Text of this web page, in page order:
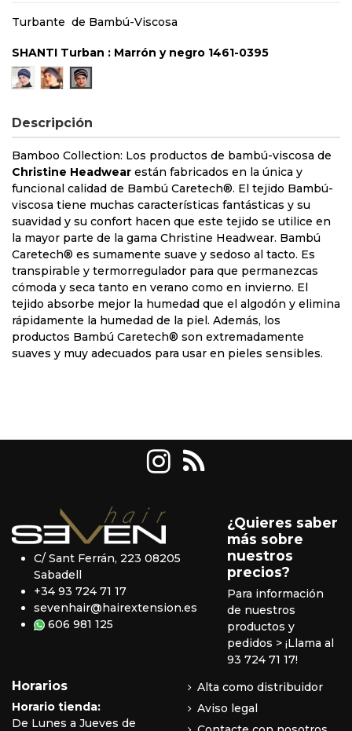
Turbante de Bambú-Viscosa
SHANTI Turban : Marrón y negro 1461-0395
Mezcla de azules 1461-0653
Azul y negro 1461-0394
Marrón y negro 1461-0395
Descripción
Bamboo Collection: Los productos de bambú-viscosa de
Christine Headwear están fabricados en la única y
funcional calidad de Bambú Caretech®. El tejido Bambú-
viscosa tiene muchas características fantásticas y su
suavidad y su confort hacen que este tejido se utilice en
la mayor parte de la gama Christine Headwear. Bambú
Caretech® es sumamente suave y sedoso al tacto. Es
transpirable y termorregulador para que permanezcas
cómoda y seca tanto en verano como en invierno. El
tejido absorbe mejor la humedad que el algodón y elimina
rápidamente la humedad de la piel. Además, los
productos Bambú Caretech® son extremadamente
suaves y muy adecuados para usar en pieles sensibles.
C/ Sant Ferrán, 223 08205
Sabadell
+34 93 724 71 17
sevenhair@hairextension.es
606 981 125
¿Quieres saber
más sobre
nuestros
precios?
Para información
de nuestros
productos y
pedidos > ¡Llama al
93 724 71 17!
Horarios
Horario tienda:
De Lunes a Jueves de
Alta como distribuidor
Aviso legal